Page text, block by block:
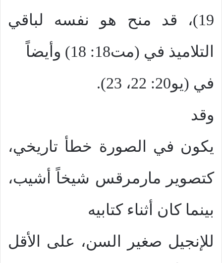
19)، قد منح هو نفسه لباقي
التلاميذ في (مت18: 18) وأيضاً
في (يو20: 22، 23).
وقد
يكون في الصورة خطأ تاريخي،
كتصوير مارمرقس شيخاً أشيب،
بينما كان أثناء كتابيه
للإنجيل صغير السن، على الأقل